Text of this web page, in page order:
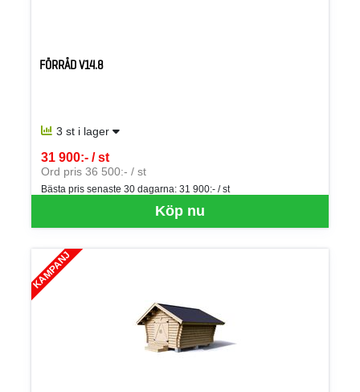
FÖRRÅD V14.8
3 st i lager
Köp nu
31 900:- / st
SEK per ST
Ord pris 36 500:- / st
Bästa pris senaste 30 dagarna: 31 900:- / st
KAMPANJ